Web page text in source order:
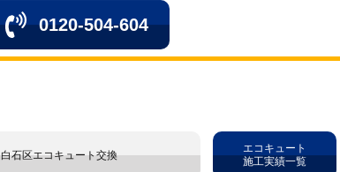
0120-504-604
白石区エコキュート交換
エコキュート
施工実績一覧